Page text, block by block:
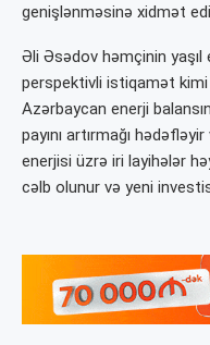
genişlənməsinə xidmət
Əli Əsədov həmçinin
perspektivli istiqamət kimi
Azərbaycan enerji
payını artırmağı
enerjisi üzrə iri layihələr
cəlb olunur və yeni